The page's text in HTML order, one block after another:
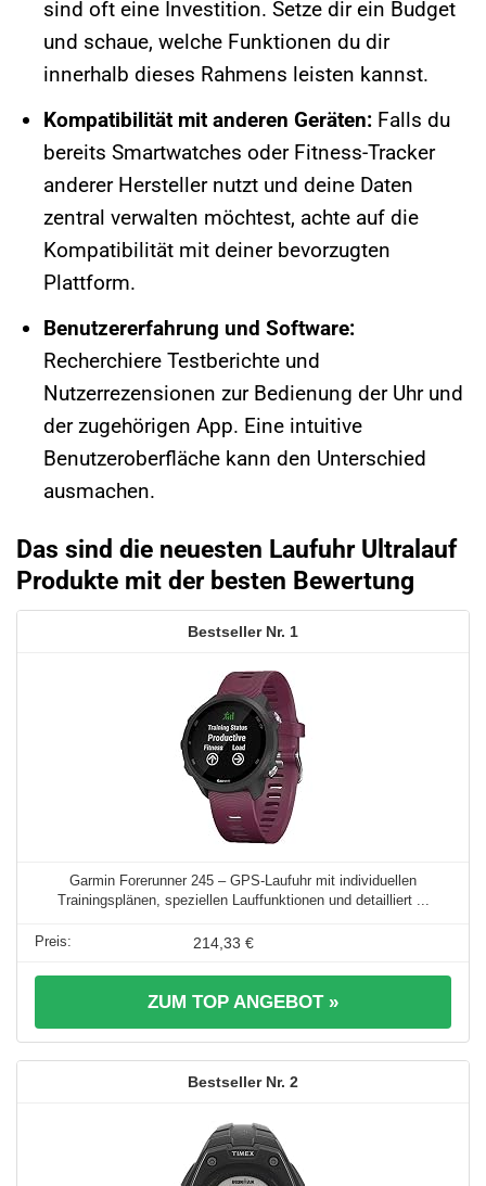
sind oft eine Investition. Setze dir ein Budget
und schaue, welche Funktionen du dir
innerhalb dieses Rahmens leisten kannst.
Kompatibilität mit anderen Geräten:Falls du
bereits Smartwatches oder Fitness-Tracker
anderer Hersteller nutzt und deine Daten
zentral verwalten möchtest, achte auf die
Kompatibilität mit deiner bevorzugten
Plattform.
Benutzererfahrung und Software:
Recherchiere Testberichte und
Nutzerrezensionen zur Bedienung der Uhr und
der zugehörigen App. Eine intuitive
Benutzeroberfläche kann den Unterschied
ausmachen.
Das sind die neuesten Laufuhr Ultralauf
Produkte mit der besten Bewertung
1
Garmin Forerunner 245 – GPS-Laufuhr mit individuellen
Trainingsplänen, speziellen Lauffunktionen und detailliert ...
214,33 €
ZUM TOP ANGEBOT »
2